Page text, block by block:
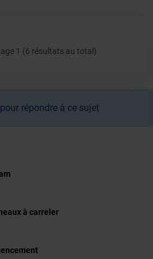
1 (6 résultats au total)
pour répondre à ce sujet
à carreler